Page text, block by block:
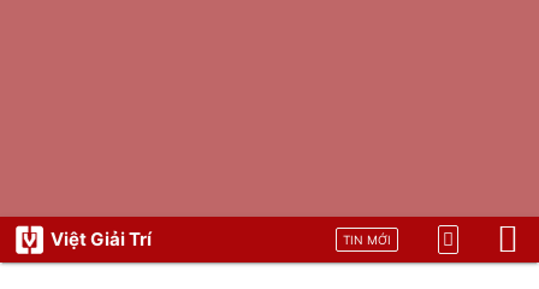
Việt Giải Trí TIN MỚI